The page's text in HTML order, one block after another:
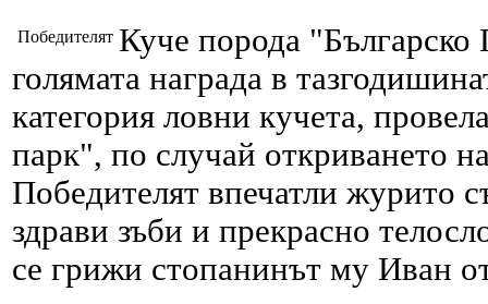
Победителят Куче порода "Българско
голямата награда в
категория ловни кучета,
парк", по случай откриването
Победителят впечатли журито
здрави зъби и прекрасно
се грижи стопанинът му Иван